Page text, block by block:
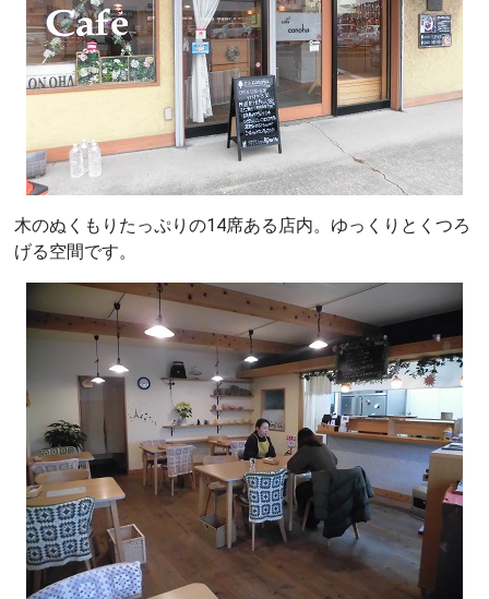
木のぬくもりたっぷりの14席ある店内。ゆっくりとくつろ
げる空間です。